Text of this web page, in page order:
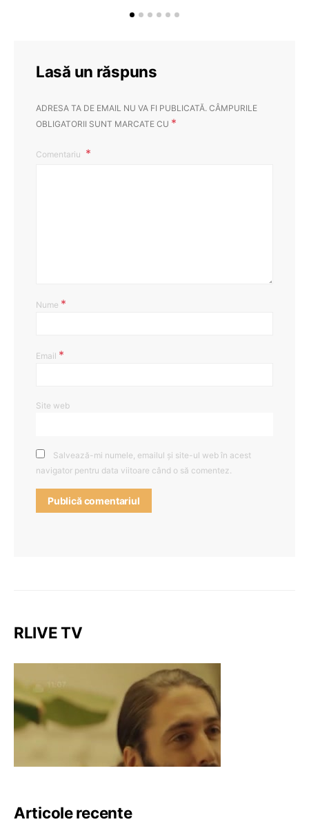
Lasă un răspuns
ADRESA TA DE EMAIL NU VA FI PUBLICATĂ. CÂMPURILE
OBLIGATORII SUNT MARCATE CU *
Comentariu
Nume *
Email *
Site web
Salvează-mi numele, emailul și site-ul web în acest
navigator pentru data viitoare când o să comentez.
RLIVE TV
Articole recente